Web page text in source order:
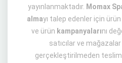
yayınlanmaktadır. Momax
almayı talep edenler için
ve ürün kampanyalarını
satıcılar ve
gerçekleştirilmeden